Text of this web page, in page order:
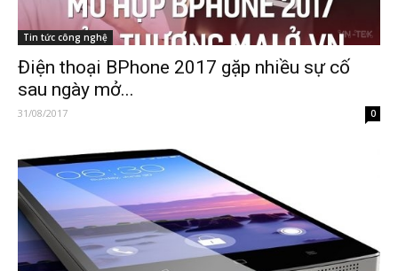
Tin tức công nghệ
Điện thoại BPhone 2017 gặp nhiều sự cố
sau ngày mở...
31/08/2017 0